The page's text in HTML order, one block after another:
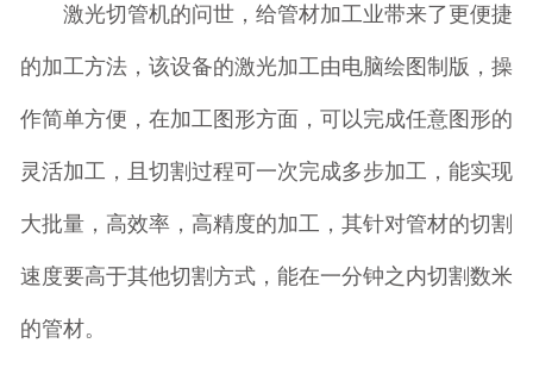
激光切管机的问世，给管材加工业带来了更便捷
的加工方法，该设备的激光加工由电脑绘图制版，操
作简单方便，在加工图形方面，可以完成任意图形的
灵活加工，且切割过程可一次完成多步加工，能实现
大批量，高效率，高精度的加工，其针对管材的切割
速度要高于其他切割方式，能在一分钟之内切割数米
的管材。